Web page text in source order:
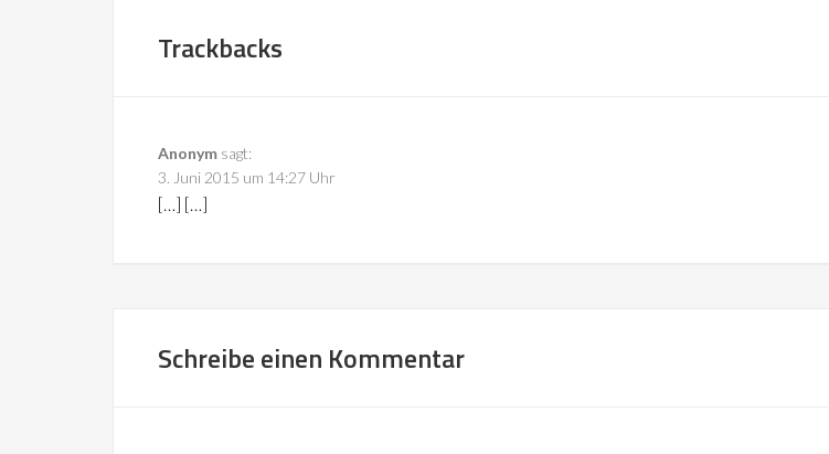
Trackbacks
Anonym sagt:
3. Juni 2015 um 14:27 Uhr
[…] […]
Schreibe einen Kommentar